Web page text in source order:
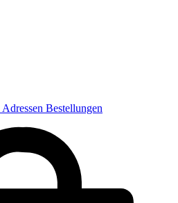
Adressen Bestellungen